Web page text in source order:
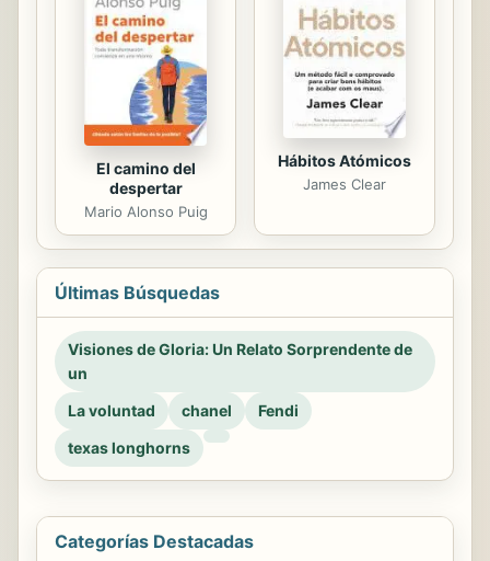
El camino del
despertar
Mario Alonso Puig
Hábitos Atómicos
James Clear
Últimas Búsquedas
Visiones de Gloria: Un Relato Sorprendente de
un
La voluntad
chanel
Fendi
texas longhorns
Categorías Destacadas